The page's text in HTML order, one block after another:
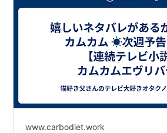
www.carbodiet.work